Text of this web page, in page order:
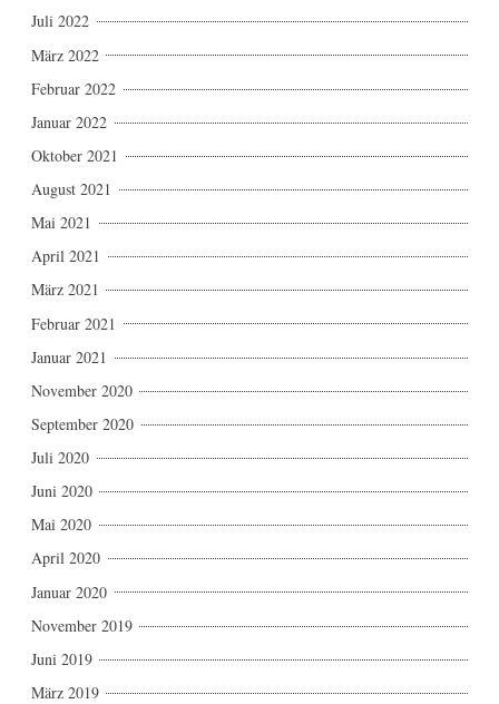
Juli 2022
März 2022
Februar 2022
Januar 2022
Oktober 2021
August 2021
Mai 2021
April 2021
März 2021
Februar 2021
Januar 2021
November 2020
September 2020
Juli 2020
Juni 2020
Mai 2020
April 2020
Januar 2020
November 2019
Juni 2019
März 2019